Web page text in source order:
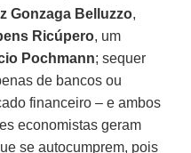
Gonzaga Belluzzo,
Ricúpero, um
Pochmann; sequer
de bancos ou
financeiro – e ambos
economistas geram
se autocumprem, pois